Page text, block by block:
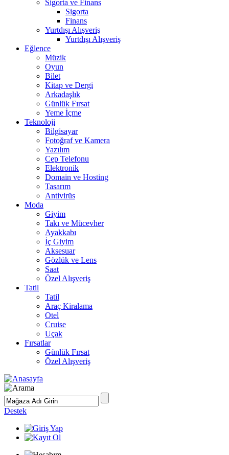
Sigorta ve Finans
Sigorta
Finans
Yurtdışı Alışveriş
Yurtdışı Alışveriş
Eğlence
Müzik
Oyun
Bilet
Kitap ve Dergi
Arkadaşlık
Günlük Fırsat
Yeme İçme
Teknoloji
Bilgisayar
Fotoğraf ve Kamera
Yazılım
Cep Telefonu
Elektronik
Domain ve Hosting
Tasarım
Antivirüs
Moda
Giyim
Takı ve Mücevher
Ayakkabı
İç Giyim
Aksesuar
Gözlük ve Lens
Saat
Özel Alışveriş
Tatil
Tatil
Araç Kiralama
Otel
Cruise
Uçak
Fırsatlar
Günlük Fırsat
Özel Alışveriş
Destek